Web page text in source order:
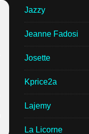
Jazzy
Jeanne Fadosi
Josette
Kprice2a
Lajemy
La Licorne